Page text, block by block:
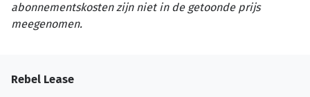
abonnementskosten zijn niet in de getoonde prijs
meegenomen.
Rebel Lease